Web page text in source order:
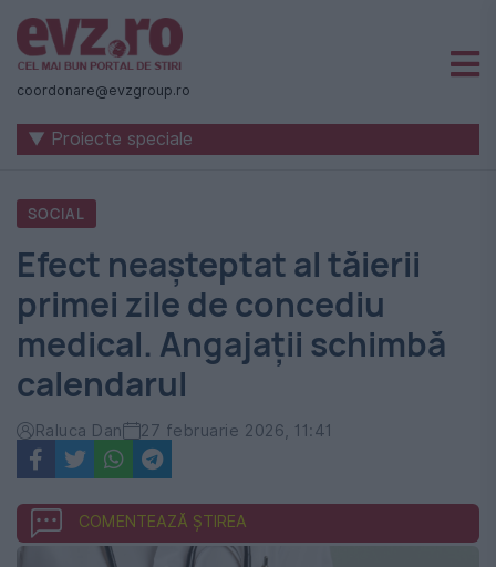
Știri
naționale
internaționale
România
-
Evenimentul
Zilei
coordonare@evzgroup.ro
▼ Proiecte speciale
SOCIAL
Efect neașteptat al tăierii
primei zile de concediu
medical. Angajații schimbă
calendarul
Raluca Dan 27 februarie 2026, 11:41
COMENTEAZĂ ȘTIREA